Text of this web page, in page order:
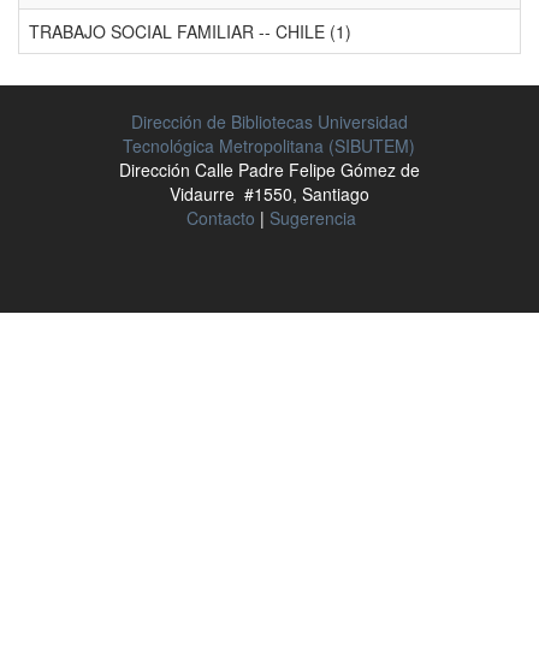
TRABAJO SOCIAL FAMILIAR -- CHILE (1)
Dirección de Bibliotecas Universidad
Tecnológica Metropolitana (SIBUTEM)
Dirección Calle Padre Felipe Gómez de
Vidaurre #1550, Santiago
Contacto | Sugerencia